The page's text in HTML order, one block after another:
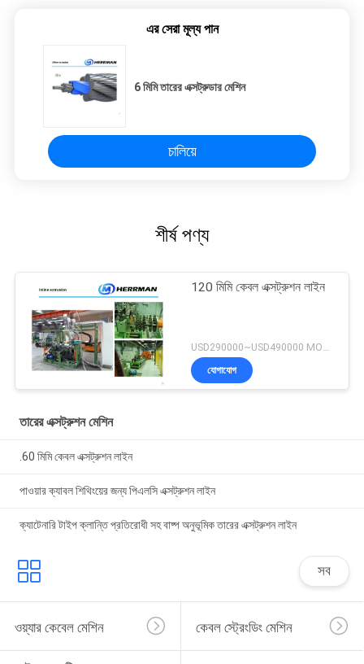
এর সেরা মূল্য পান
6 মিমি তারের এক্সট্রুডার মেশিন
চালিয়ে
শীর্ষ পণ্য
120 মিমি কেবল এক্সট্রুশন লাইন
যোগাযোগ
তারের এক্সট্রুশন মেশিন
.60 মিমি কেবল এক্সট্রুশন লাইন
পাওয়ার ক্যাবল শিথিংয়ের জন্য পিএলসি এক্সট্রুশন লাইন
ক্যাটেনারি টাইপ ক্লান্তি প্রতিরোধী সহ বাষ্প অনুভূমিক তারের এক্সট্রুশন লাইন
সব
ওয়্যার কেবেল মেশিন কেবল স্ট্রেংডিং মেশিন